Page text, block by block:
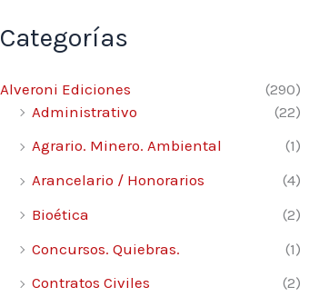
Categorías
Alveroni Ediciones
(290)
Administrativo
(22)
Agrario. Minero. Ambiental
(1)
Arancelario / Honorarios
(4)
Bioética
(2)
Concursos. Quiebras.
(1)
Contratos Civiles
(2)